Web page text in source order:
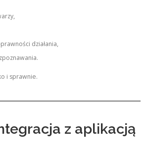
działania,
i sprawnie.
z aplikacją